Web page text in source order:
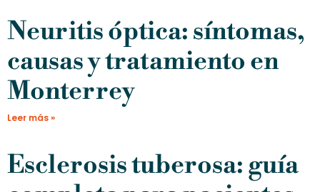
Neuritis óptica: síntomas,
causas y tratamiento en
Monterrey
Leer más »
Esclerosis tuberosa: guía